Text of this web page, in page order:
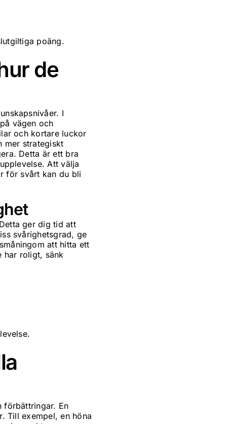
poäng.
de
I
vägen och
och kortare luckor
mer strategiskt
Detta är ett bra
Att välja
för svårt kan du bli
ger dig tid att
svårighetsgrad, ge
att hitta ett
har roligt, sänk
förbättringar. En
Till exempel, en höna